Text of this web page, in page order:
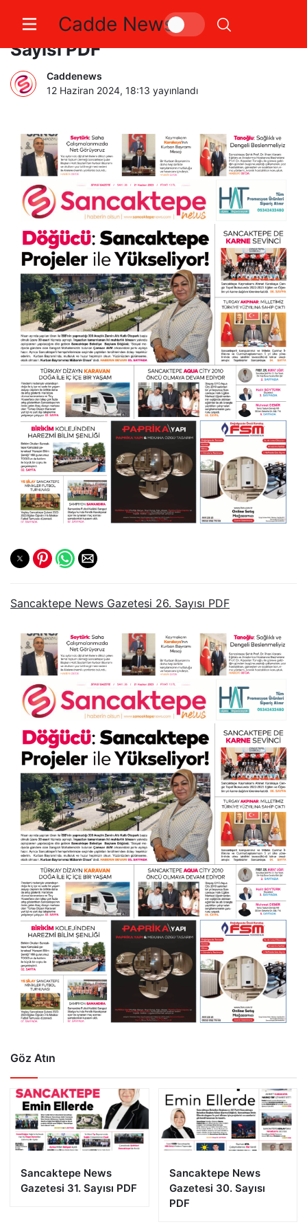
Cadde News
Sancaktepe News Gazetesi 26.
Sayısı PDF
Caddenews
12 Haziran 2024, 18:13 yayınlandı
Sancaktepe News Gazetesi 26. Sayısı PDF
Göz Atın
Sancaktepe News
Gazetesi 31. Sayısı PDF
Sancaktepe News
Gazetesi 30. Sayısı
PDF